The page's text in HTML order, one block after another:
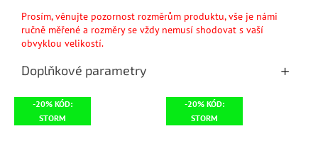
Prosím, věnujte pozornost rozměrům produktu, vše je námi
ručně měřené a rozměry se vždy nemusí shodovat s vaší
obvyklou velikostí.
Doplňkové parametry
-20% KÓD:
STORM
-20% KÓD:
STORM